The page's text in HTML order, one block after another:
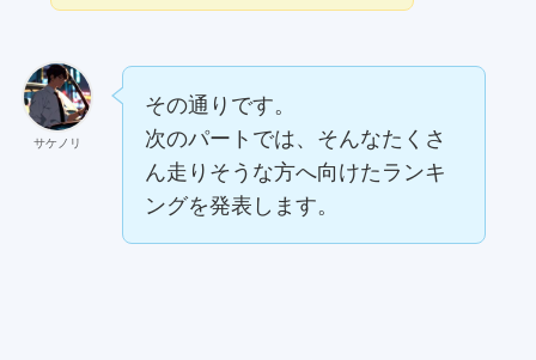
サケノリ
その通りです。
次のパートでは、そんなたくさ
ん走りそうな方へ向けたランキ
ングを発表します。